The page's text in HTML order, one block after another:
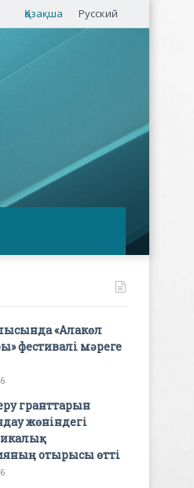
Қазақша Русский
«Алакөл
фестивалі мәреге
гранттарын
жөніндегі
отырысы өтті